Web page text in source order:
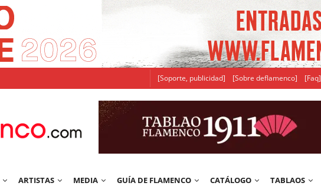
[Soporte, publicidad] [Sobre deflamenco] [Faq]
ARTISTAS MEDIA GUÍA DE FLAMENCO CATÁLOGO TABLAOS